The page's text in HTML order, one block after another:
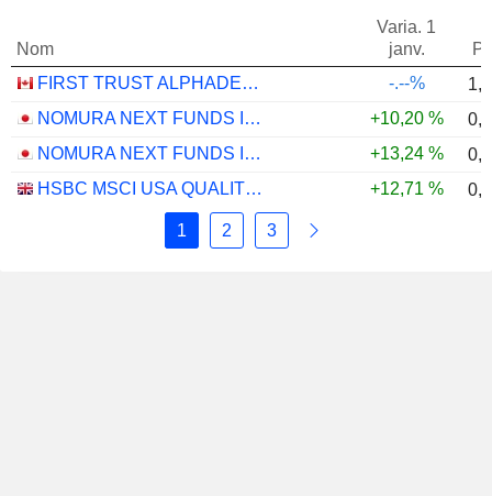
Nom
Varia. 1
janv.
FIRST TRUST ALPHADEX U.S. HEALTH CARE SECTOR INDEX ETF - CAD HEDGED
-.--%
NOMURA NEXT FUNDS INTERNATIONAL EQUITY MSCI-KOKUSAI (YEN-HEDGED) ETF - JPY
+10,20 %
NOMURA NEXT FUNDS INTERNATIONAL EQUITY MSCI-KOKUSAI (UNHEDGED) ETF - JPY
+13,24 %
HSBC MSCI USA QUALITY UCITS ETF - USD
+12,71 %
1 2 3